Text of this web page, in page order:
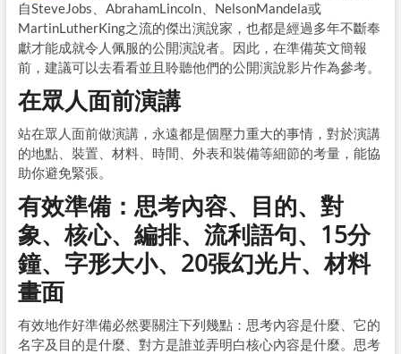
自SteveJobs、AbrahamLincoln、NelsonMandela或
MartinLutherKing之流的傑出演說家，也都是經過多年不斷奉
獻才能成就令人佩服的公開演說者。因此，在準備英文簡報
前，建議可以去看看並且聆聽他們的公開演說影片作為參考。
在眾人面前演講
站在眾人面前做演講，永遠都是個壓力重大的事情，對於演講
的地點、裝置、材料、時間、外表和裝備等細節的考量，能協
助你避免緊張。
有效準備：思考內容、目的、對
象、核心、編排、流利語句、15分
鐘、字形大小、20張幻光片、材料
畫面
有效地作好準備必然要關注下列幾點：思考內容是什麼、它的
名字及目的是什麼、對方是誰並弄明白核心內容是什麼。思考